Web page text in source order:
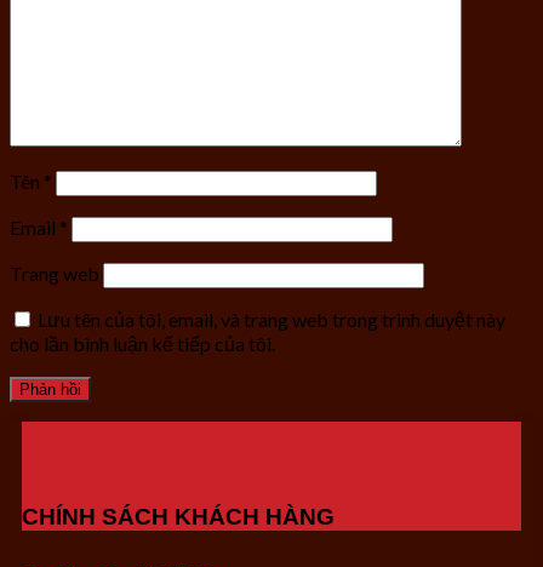
Tên *
Email *
Trang web
Lưu tên của tôi, email, và trang web trong trình duyệt này
cho lần bình luận kế tiếp của tôi.
CHÍNH SÁCH KHÁCH HÀNG